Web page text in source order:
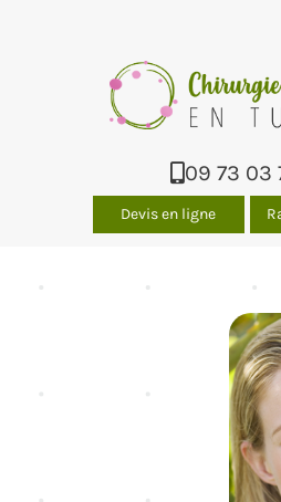
09 73 03
Devis en ligne